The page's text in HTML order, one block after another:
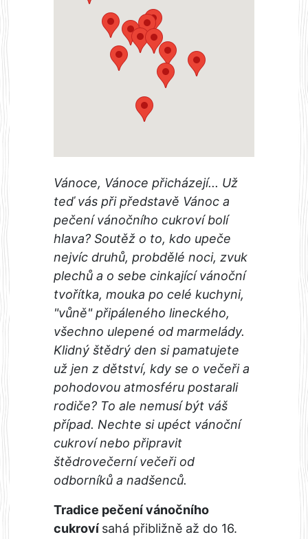
Vánoce, Vánoce přicházejí... Už
teď vás při představě Vánoc a
pečení vánočního cukroví bolí
hlava? Soutěž o to, kdo upeče
nejvíc druhů, probdělé noci, zvuk
plechů a o sebe cinkající vánoční
tvořítka, mouka po celé kuchyni,
"vůně" připáleného lineckého,
všechno ulepené od marmelády.
Klidný štědrý den si pamatujete
už jen z dětství, kdy se o večeři a
pohodovou atmosféru postarali
rodiče? To ale nemusí být váš
případ. Nechte si upéct vánoční
cukroví nebo připravit
štědrovečerní večeři od
odborníků a nadšenců.
Tradice pečení vánočního
cukroví sahá přibližně až do 16.